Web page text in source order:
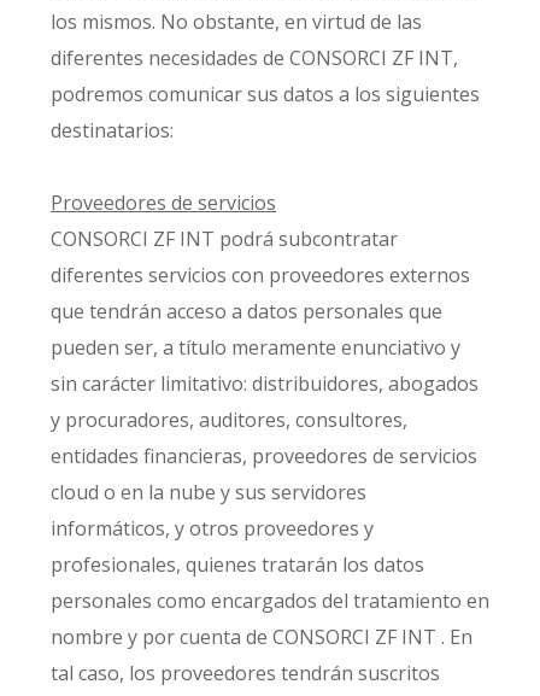
los mismos. No obstante, en virtud de las
diferentes necesidades de CONSORCI ZF INT,
podremos comunicar sus datos a los siguientes
destinatarios:
Proveedores de servicios
CONSORCI ZF INT podrá subcontratar
diferentes servicios con proveedores externos
que tendrán acceso a datos personales que
pueden ser, a título meramente enunciativo y
sin carácter limitativo: distribuidores, abogados
y procuradores, auditores, consultores,
entidades financieras, proveedores de servicios
cloud o en la nube y sus servidores
informáticos, y otros proveedores y
profesionales, quienes tratarán los datos
personales como encargados del tratamiento en
nombre y por cuenta de CONSORCI ZF INT . En
tal caso, los proveedores tendrán suscritos